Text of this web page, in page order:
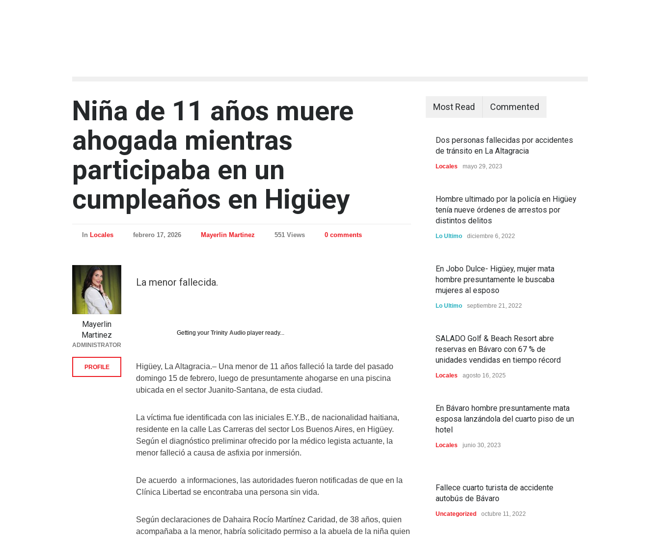
Niña de 11 años muere
ahogada mientras
participaba en un
cumpleaños en Higüey
In Locales febrero 17, 2026 Mayerlin Martinez 551 Views 0 comments
La menor fallecida.
Getting your Trinity Audio player ready...
Higüey, La Altagracia.– Una menor de 11 años falleció la tarde del pasado
domingo 15 de febrero, luego de presuntamente ahogarse en una piscina
ubicada en el sector Juanito-Santana, de esta ciudad.
La víctima fue identificada con las iniciales E.Y.B., de nacionalidad haitiana,
residente en la calle Las Carreras del sector Los Buenos Aires, en Higüey.
Según el diagnóstico preliminar ofrecido por la médico legista actuante, la
menor falleció a causa de asfixia por inmersión.
De acuerdo a informaciones, las autoridades fueron notificadas de que en la
Clínica Libertad se encontraba una persona sin vida.
Según declaraciones de Dahaira Rocío Martínez Caridad, de 38 años, quien
acompañaba a la menor, habría solicitado permiso a la abuela de la niña quien
Mayerlin
Martinez
ADMINISTRATOR
PROFILE
Most Read Commented
Dos personas fallecidas por accidentes
de tránsito en La Altagracia
Locales mayo 29, 2023
Hombre ultimado por la policía en Higüey
tenía nueve órdenes de arrestos por
distintos delitos
Lo Ultimo diciembre 6, 2022
En Jobo Dulce- Higüey, mujer mata
hombre presuntamente le buscaba
mujeres al esposo
Lo Ultimo septiembre 21, 2022
SALADO Golf & Beach Resort abre
reservas en Bávaro con 67 % de
unidades vendidas en tiempo récord
Locales agosto 16, 2025
En Bávaro hombre presuntamente mata
esposa lanzándola del cuarto piso de un
hotel
Locales junio 30, 2023
Fallece cuarto turista de accidente
autobús de Bávaro
Uncategorized octubre 11, 2022